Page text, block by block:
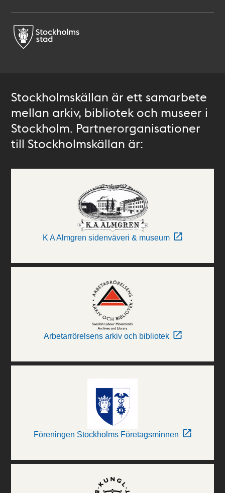
Stockholmskällan är ett samarbete
mellan arkiv, bibliotek och museer i
Stockholm. Partnerorganisationer
till Stockholmskällan är:
K A Almgren sidenväveri & museum
Arbetarrörelsens arkiv och bibliotek
Föreningen Stockholms Företagsminnen